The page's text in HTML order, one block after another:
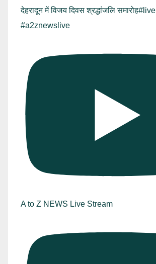
देहरादून में विजय दिवस श्रद्धांजलि समारोह#live
#a2znewslive
A to Z NEWS Live Stream